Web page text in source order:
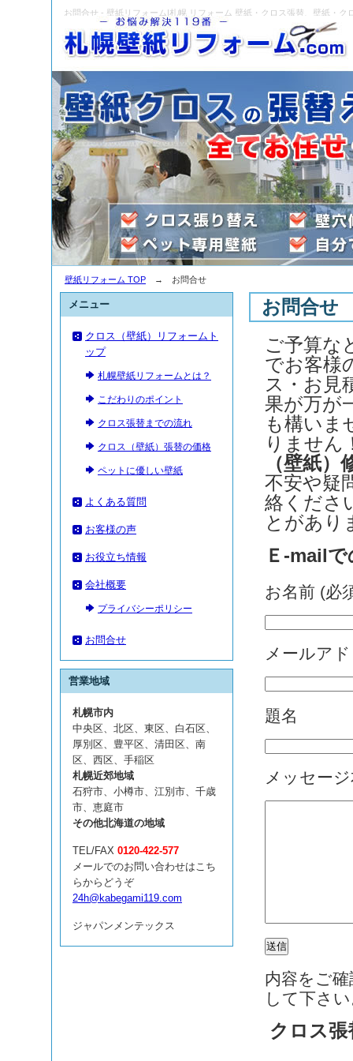
お問合せ - 壁紙リフォーム|札幌 リフォーム 壁紙・クロス張替、壁紙・
壁紙リフォーム TOP → お問合せ
お問合せ
ご予算な
でお客様
ス・お見
果が万が
も構いま
りません
（壁紙）
不安や疑
絡くださ
とがあり
Ｅ-mail
お名前 (必
メールア
題名
メッセー
内容をご
して下さ
クロス
メニュー
クロス（壁紙）リフォームト
ップ
札幌壁紙リフォームとは？
こだわりのポイント
クロス張替までの流れ
クロス（壁紙）張替の価格
ペットに優しい壁紙
よくある質問
お客様の声
お役立ち情報
会社概要
プライバシーポリシー
お問合せ
営業地域
札幌市内
中央区、北区、東区、白石区、
厚別区、豊平区、清田区、南
区、西区、手稲区
札幌近郊地域
石狩市、小樽市、江別市、千歳
市、恵庭市
その他北海道の地域
TEL/FAX 0120-422-577
メールでのお問い合わせはこち
らからどうぞ
24h@kabegami119.com
ジャパンメンテックス